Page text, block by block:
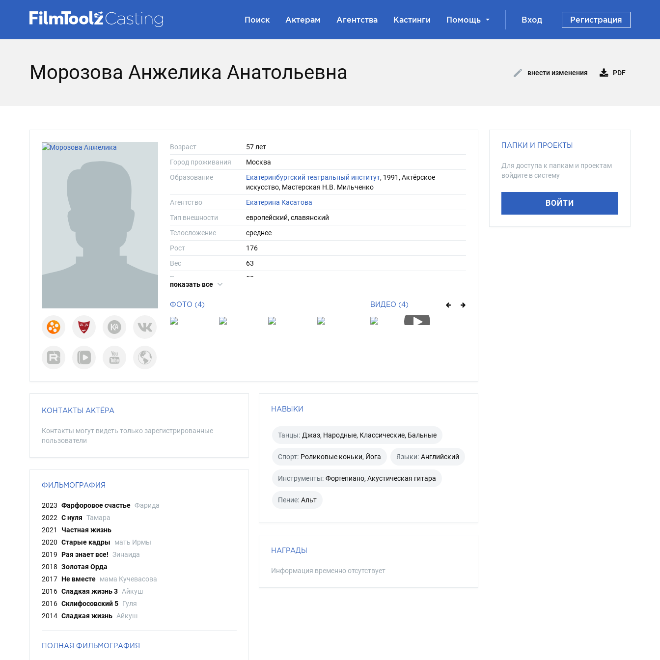
Поиск Актерам Агентства Кастинги Помощь Вход Регистрация
Морозова Анжелика Анатольевна внести изменения PDF
Возраст
57 лет
Город проживания
Москва
Образование
Екатеринбургский театральный институт, 1991, Актёрское
искусство, Мастерская Н.В. Мильченко
Агентство
Екатерина Касатова
Тип внешности
европейский, славянский
Телосложение
среднее
Рост
176
Вес
63
Размер одежды
50
Длина волос
Цвет волос
брюнет
показать все
ФОТО (4) ВИДЕО (4)
КОНТАКТЫ АКТЁРА
Контакты могут видеть только зарегистрированные
пользователи
ФИЛЬМОГРАФИЯ
2023 Фарфоровое счастье Фарида
2022 С нуля Тамара
2021
Частная жизнь
2020 Старые кадры
мать Ирмы
2019 Рая знает все! Зинаида
2018 Золотая Орда
2017 Не вместе мама Кучевасова
2016 Сладкая жизнь 3 Айкуш
2016 Склифосовский 5 Гуля
2014 Сладкая жизнь Айкуш
ПОЛНАЯ ФИЛЬМОГРАФИЯ
НАВЫКИ
Танцы: Джаз, Народные, Классические, Бальные
Спорт: Роликовые коньки, Йога Языки: Английский
Инструменты: Фортепиано, Акустическая гитара
Пение: Альт
НАГРАДЫ
Информация временно отсутствует
ПАПКИ И ПРОЕКТЫ
Для доступа к папкам и проектам
войдите в систему
ВОЙТИ